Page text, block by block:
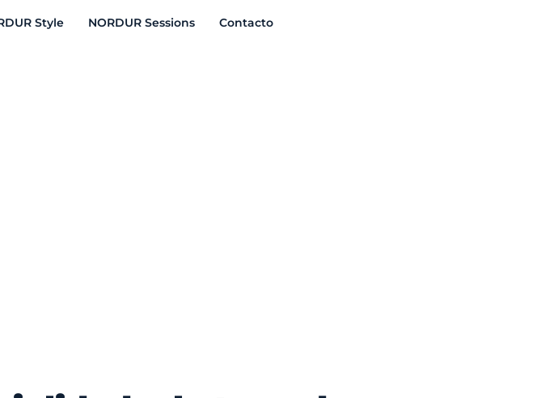
Style NORDUR Sessions Contacto